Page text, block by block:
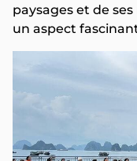
paysages et de
un aspect